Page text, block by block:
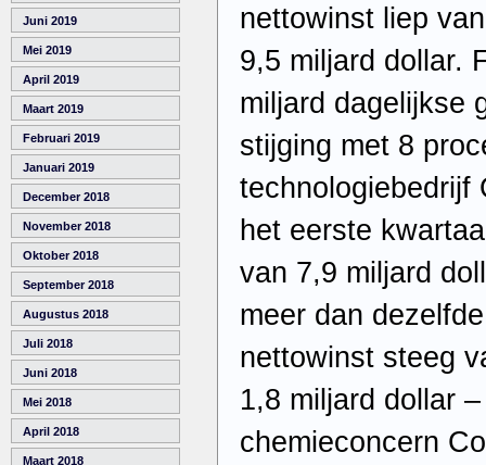
Juni 2019
Mei 2019
April 2019
Maart 2019
Februari 2019
Januari 2019
December 2018
November 2018
Oktober 2018
September 2018
Augustus 2018
Juli 2018
Juni 2018
Mei 2018
April 2018
Maart 2018
nettowinst liep
9,5 miljard dollar.
miljard dagelijkse
stijging met 8
technologiebedrijf
het eerste
van 7,9 miljard
meer dan
nettowinst steeg
1,8 miljard dollar
chemieconcern